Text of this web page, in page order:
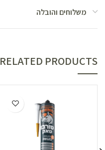
משלוחים והובלה
RELATED PRODUCTS